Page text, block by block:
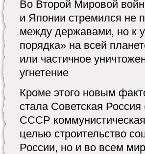
Во Второй Мировой
и Японии стремился не
между державами, но к
порядка» на всей
или частичное
угнетение
Кроме этого новым
стала Советская
СССР
целью строительство
России, но и во всем